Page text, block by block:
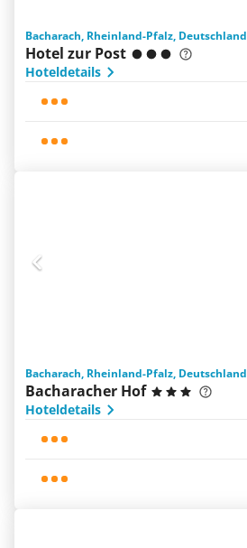
Bacharach, Rheinland-Pfalz, Deutschland
Hotel zur Post
Hoteldetails
Bacharach, Rheinland-Pfalz, Deutschland
Bacharacher Hof
Hoteldetails